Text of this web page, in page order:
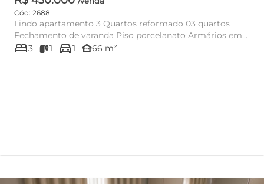
Cód: 2688
Lindo apartamento 3 Quartos reformado 03 quartos
Fechamento de varanda Piso porcelanato Armários em...
bed3 1 directions_car1 other_houses66 m²